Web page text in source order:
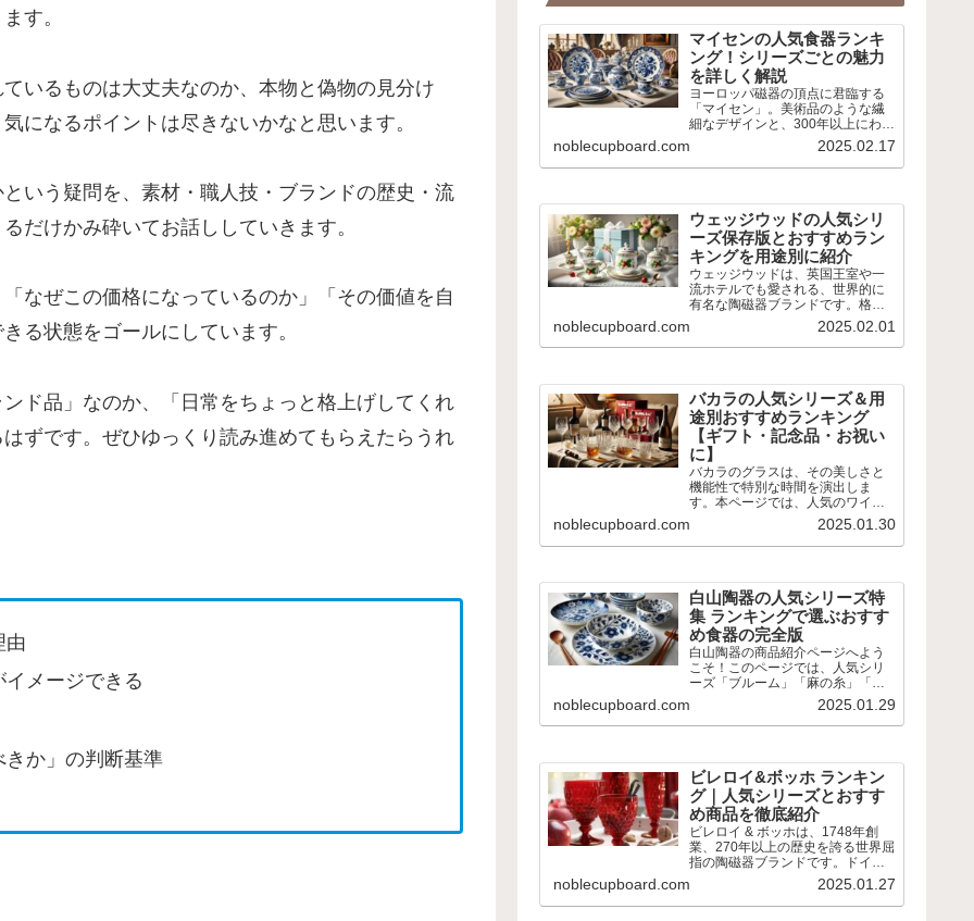
す。
いるものは大丈夫なのか、本物と偽物の見分け
になるポイントは尽きないかなと思います。
いう疑問を、素材・職人技・ブランドの歴史・流
だけかみ砕いてお話ししていきます。
なぜこの価格になっているのか」「その価値を自
る状態をゴールにしています。
ド品」なのか、「日常をちょっと格上げしてくれ
ずです。ぜひゆっくり読み進めてもらえたらうれ
由
メージできる
か」の判断基準
マイセンの人気食器ランキ
ング！シリーズごとの魅力
を詳しく解説
ヨーロッパ磁器の頂点に君臨する
「マイセン」。美術品のような繊
細なデザインと、300年以上にわた
る伝統が魅力です。 本記事では、
マイセンの人気シリーズやおすす
めアイテムをランキング形式でご
ら、現代の暮らしに馴染むモ...
noblecupboard.com 2025.02.17
ウェッジウッドの人気シリ
ーズ保存版とおすすめラン
キングを用途別に紹介
ウェッジウッドは、英国王室や一
流ホテルでも愛される、世界的に
有名な陶磁器ブランドです。格式
高いデザインから、カジュアルに
使えるシリーズまで幅広く展開さ
れ、用途に応じた選び方ができま
の魅力や人気シリーズ、アイテ...
noblecupboard.com 2025.02.01
バカラの人気シリーズ＆用
途別おすすめランキング
【ギフト・記念品・お祝い
に】
バカラのグラスは、その美しさと
機能性で特別な時間を演出しま
す。本ページでは、人気のワイン
グラスやロックグラス、シャンパ
ングラスなどをランキング形式で
ご紹介。 シンプルなデザインから
で、用途やシーンに合わせて選べ...
noblecupboard.com 2025.01.30
白山陶器の人気シリーズ特
集 ランキングで選ぶおすす
め食器の完全版
白山陶器の商品紹介ページへよう
こそ！このページでは、人気シリ
ーズ「ブルーム」「麻の糸」「重
ね縞」や、子ども用食器「PiPi」
など、多彩な商品ラインナップを
ご紹介します。 白山陶器の素敵な
noblecupboard.com 2025.01.29
ビレロイ&ボッホ ランキン
グ｜人気シリーズとおすす
め商品を徹底紹介
ビレロイ & ボッホは、1748年創
業、270年以上の歴史を誇る世界屈
指の陶磁器ブランドです。ドイツ
の卓越した技術とフランスの洗練
された美学が融合した製品は、日
常を華やかに彩り、特別な時間を
noblecupboard.com 2025.01.27